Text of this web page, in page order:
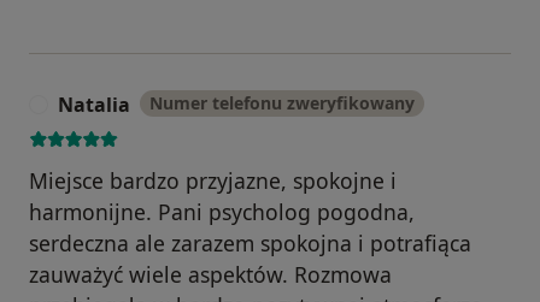
Natalia Numer telefonu zweryfikowany
Miejsce bardzo przyjazne, spokojne i
harmonijne. Pani psycholog pogodna,
serdeczna ale zarazem spokojna i potrafiąca
zauważyć wiele aspektów. Rozmowa